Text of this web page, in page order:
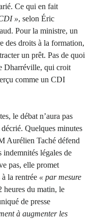
Ce qui en fait
», selon Éric
Pour la ministre, un
des droits à la formation,
un prêt. Pas de quoi
Dharréville, qui croit
comme un CDI
le débat n’aura pas
Quelques minutes
Aurélien Taché défend
indemnités légales de
pas, elle promet
la rentrée « par mesure
heures du matin, le
de presse
à augmenter les